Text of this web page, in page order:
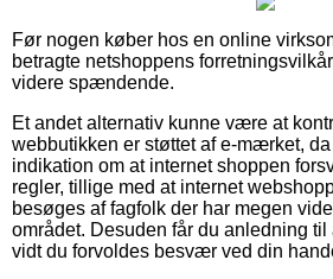
Før nogen køber hos en online
betragte netshoppens
videre spændende.
Et andet alternativ kunne være at
webbutikken er støttet af e-mærket,
indikation om at internet shoppen
regler, tillige med at internet
besøges af fagfolk der har megen
området. Desuden får du anledning til
vidt du forvoldes besvær ved din